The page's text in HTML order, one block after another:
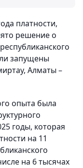
платности,
решение о
запущены
Алматы –
опыта была
годы, которая
на 11
на 6 тысячах